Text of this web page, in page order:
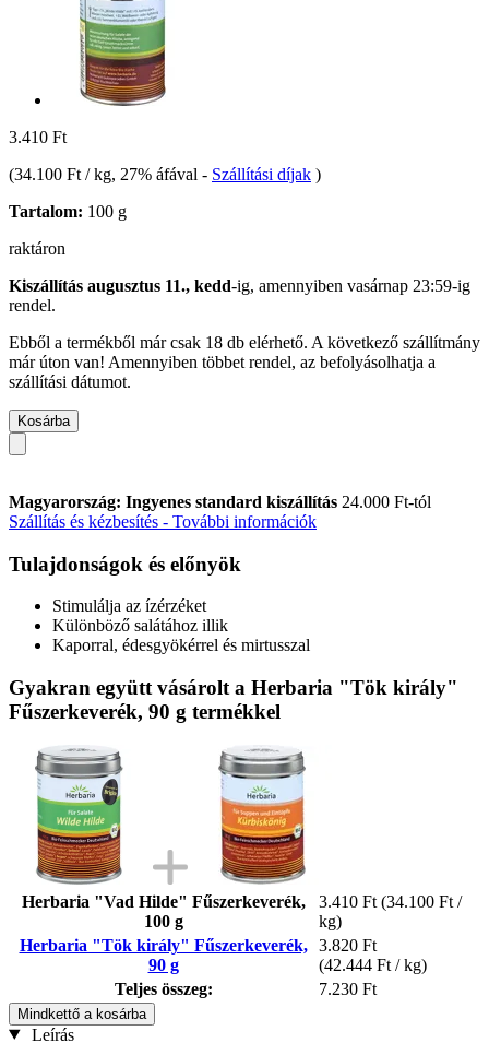
3.410 Ft
(34.100 Ft / kg, 27% áfával - Szállítási díjak )
Tartalom: 100 g
raktáron
Kiszállítás augusztus 11., kedd-ig, amennyiben vasárnap 23:59-ig
rendel.
Ebből a termékből már csak 18 db elérhető. A következő szállítmány
már úton van! Amennyiben többet rendel, az befolyásolhatja a
szállítási dátumot.
Kosárba
Magyarország: Ingyenes standard kiszállítás 24.000 Ft-tól
Szállítás és kézbesítés - További információk
Tulajdonságok és előnyök
Stimulálja az ízérzéket
Különböző salátához illik
Kaporral, édesgyökérrel és mirtusszal
Gyakran együtt vásárolt a Herbaria "Tök király"
Fűszerkeverék, 90 g termékkel
Herbaria "Vad Hilde" Fűszerkeverék,
100 g
3.410 Ft (34.100 Ft /
kg)
Herbaria "Tök király" Fűszerkeverék,
90 g
3.820 Ft
(42.444 Ft / kg)
Teljes összeg:
7.230 Ft
Mindkettő a kosárba
Leírás